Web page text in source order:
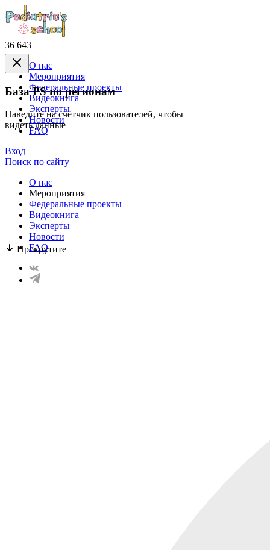
36 643
База PS по регионам
Наведите на счётчик пользователей, чтобы
видеть данные
Прокрутите
О нас
Mероприятия
Федеральные проекты
Видеокнига
Эксперты
Новости
FAQ
Вход
Поиск по сайту
О нас
Mероприятия
Федеральные проекты
Видеокнига
Эксперты
Новости
FAQ